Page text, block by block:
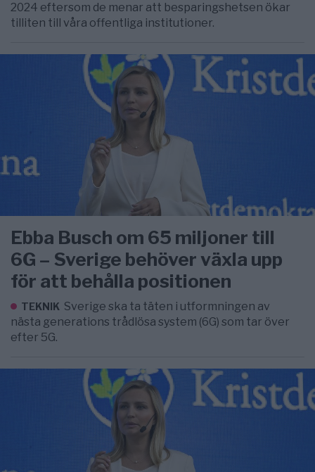
2024 eftersom de menar att besparingshetsen ökar
tilliten till våra offentliga institutioner.
Ebba Busch om 65 miljoner till
6G – Sverige behöver växla upp
för att behålla positionen
TEKNIK Sverige ska ta täten i utformningen av
nästa generations trådlösa system (6G) som tar över
efter 5G.